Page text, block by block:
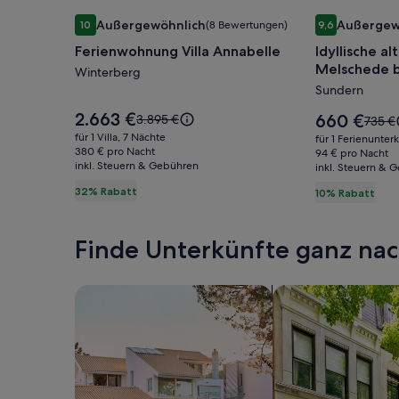
Bildergalerie
für
Ferienwohnung
Villa
1010 von 10, Außergewöhnlich, (8 Bewertungen)
Außergewöhnlich(8 Bewertungen)
Ferienwohnung Villa Annabelle
Winterberg
32% Rabatt
Der
Preis
beträgt
2.663 €.
2.663 €Der
alte
Preis
war
siehe
zum
Standardpreis.
3.895 €
für 1 Villa, 7 Nächte
380 € pro Nacht
inkl. Steuern & Gebühren
Ferienwohnung Villa Annabelle
für
Idyllische
alte
Schmiede
am
Schloss
Melschede
beim
Sorpesee
9,69,6 von 10,
Idyllische
Melschede
Sundern
10% Rabatt
Der
Preis
beträgt
660 €.
660 €Der
alte
Preis
war
siehe
zum
735 €
für 1
94 € pro Nacht
inkl. Steuern &
Idyllische
Finde Unterkünfte ganz
Suche nach Ferienhäusern Suche nach